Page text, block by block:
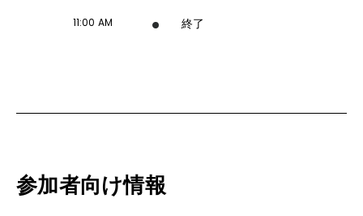
11:00 AM 終了
参加者向け情報